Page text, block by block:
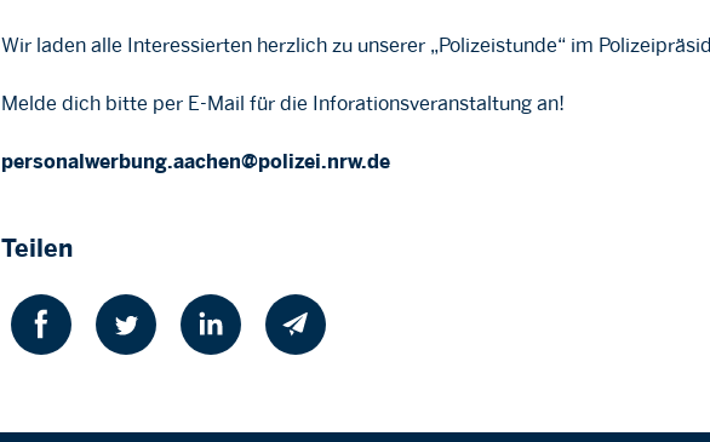
Wir laden alle Interessierten herzlich zu unserer „Polizeistunde“ im
Melde dich bitte per E-Mail für die Inforationsveranstaltung an!
personalwerbung.aachen@polizei.nrw.de
Teilen